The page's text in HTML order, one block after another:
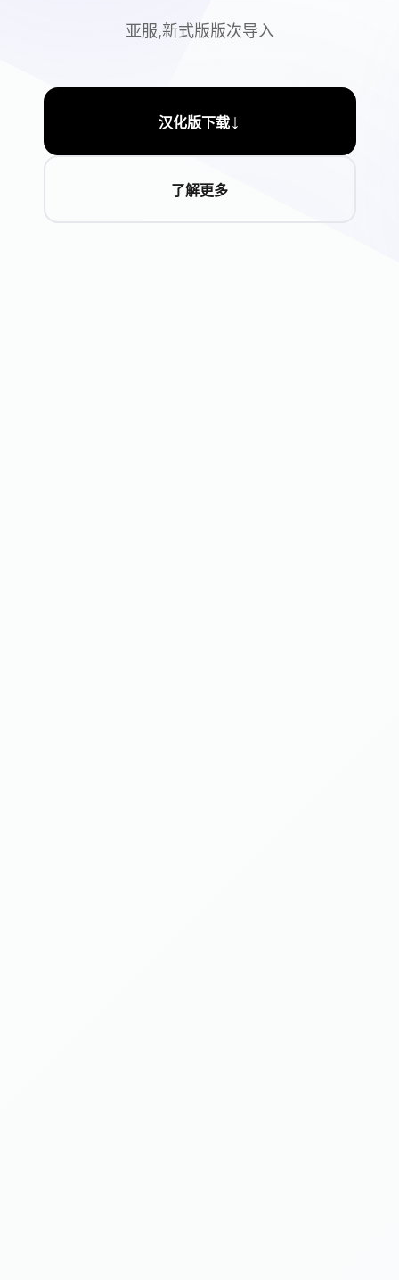
亚服,新式版版次导入
汉化版下载↓
了解更多